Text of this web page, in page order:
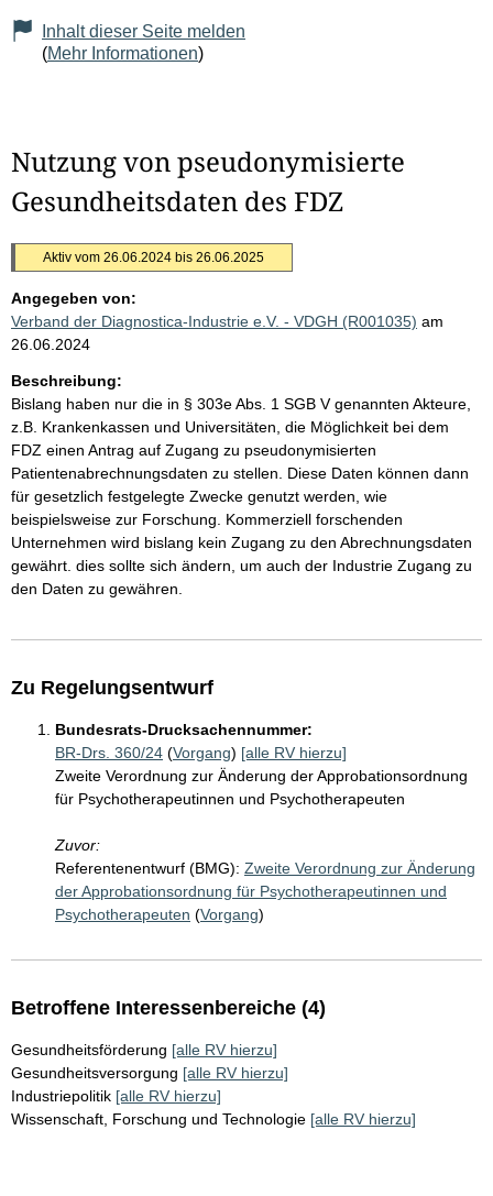
Inhalt dieser Seite melden
(Mehr Informationen)
Nutzung von pseudonymisierte
Gesundheitsdaten des FDZ
Aktiv vom 26.06.2024 bis 26.06.2025
Angegeben von:
Verband der Diagnostica-Industrie e.V. - VDGH (R001035) am
26.06.2024
Beschreibung:
Bislang haben nur die in § 303e Abs. 1 SGB V genannten Akteure,
z.B. Krankenkassen und Universitäten, die Möglichkeit bei dem
FDZ einen Antrag auf Zugang zu pseudonymisierten
Patientenabrechnungsdaten zu stellen. Diese Daten können dann
für gesetzlich festgelegte Zwecke genutzt werden, wie
beispielsweise zur Forschung. Kommerziell forschenden
Unternehmen wird bislang kein Zugang zu den Abrechnungsdaten
gewährt. dies sollte sich ändern, um auch der Industrie Zugang zu
den Daten zu gewähren.
Zu Regelungsentwurf
Bundesrats-Drucksachennummer:
BR-Drs. 360/24 (Vorgang) [alle RV hierzu]
Zweite Verordnung zur Änderung der Approbationsordnung
für Psychotherapeutinnen und Psychotherapeuten
Zuvor:
Referentenentwurf (BMG): Zweite Verordnung zur Änderung
der Approbationsordnung für Psychotherapeutinnen und
Psychotherapeuten (Vorgang)
Betroffene Interessenbereiche (4)
Gesundheitsförderung [alle RV hierzu]
Gesundheitsversorgung [alle RV hierzu]
Industriepolitik [alle RV hierzu]
Wissenschaft, Forschung und Technologie [alle RV hierzu]